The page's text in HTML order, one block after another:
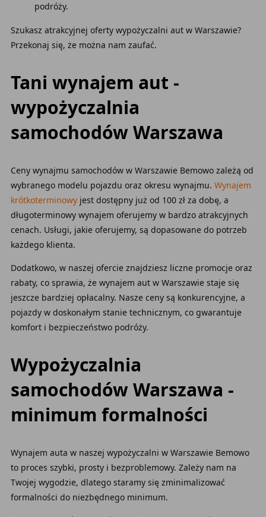
podróży.
Szukasz atrakcyjnej oferty wypożyczalni aut w Warszawie?
Przekonaj się, że można nam zaufać.
Tani wynajem aut -
wypożyczalnia
samochodów Warszawa
Ceny wynajmu samochodów w Warszawie Bemowo zależą od
wybranego modelu pojazdu oraz okresu wynajmu. Wynajem
krótkoterminowyjest dostępny już od 100 zł za dobę, a
długoterminowy wynajem oferujemy w bardzo atrakcyjnych
cenach. Usługi, jakie oferujemy, są dopasowane do potrzeb
każdego klienta.
Dodatkowo, w naszej ofercie znajdziesz liczne promocje oraz
rabaty, co sprawia, że wynajem aut w Warszawie staje się
jeszcze bardziej opłacalny. Nasze ceny są konkurencyjne, a
pojazdy w doskonałym stanie technicznym, co gwarantuje
komfort i bezpieczeństwo podróży.
Wypożyczalnia
samochodów Warszawa -
minimum formalności
Wynajem auta w naszej wypożyczalni w Warszawie Bemowo
to proces szybki, prosty i bezproblemowy. Zależy nam na
Twojej wygodzie, dlatego staramy się zminimalizować
formalności do niezbędnego minimum.